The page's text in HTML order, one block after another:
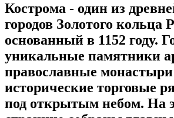
Кострома - один из
городов Золотого кольца
основанный в 1152 году.
уникальные памятники
православные
исторические торговые
под открытым небом. На